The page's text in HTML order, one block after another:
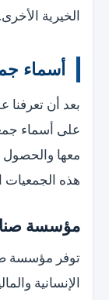
الخيرية الأخرى.
أسماء
بعد أن
على أسماء
معها والحصول
هذه الجمعيات
مؤسسة
توفر مؤسسة
الإنسانية